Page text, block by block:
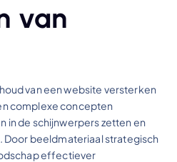
van
van een website versterken
complexe concepten
in de schijnwerpers zetten en
Door beeldmateriaal strategisch
effectiever